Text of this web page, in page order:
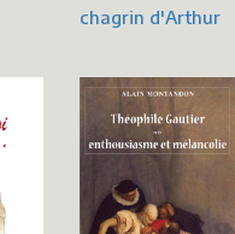
chagrin d'Arthur